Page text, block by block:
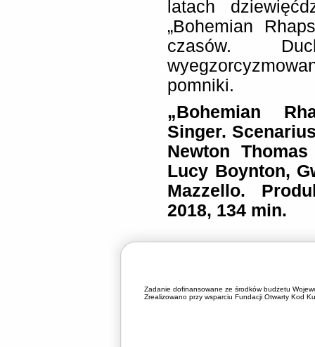
latach
„Bohemian
czasów.
pomniki.
„Bohemian
Singer.
Newton
Lucy Boynton,
Mazzello.
2018, 134 min.
Zadanie dofinansowane ze środków budżetu
Zrealizowano przy wsparciu Fundacji Otwarty Kod